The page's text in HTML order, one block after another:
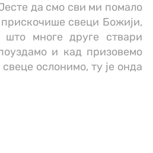
да смо сви ми помало
свеци Божији,
многе друге ствари
и кад призовемо
ослонимо, ту је онда